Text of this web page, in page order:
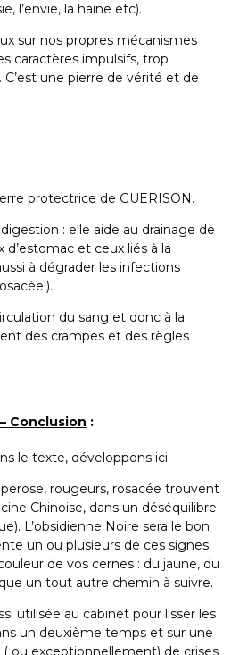
l’envie, la haine etc).
sur nos propres mécanismes
caractères impulsifs, trop
une pierre de vérité et de
protectrice de GUERISON.
: elle aide au drainage de
d’estomac et ceux liés à la
à dégrader les infections
du sang et donc à la
des crampes et des règles
Conclusion :
le texte, développons ici.
rougeurs, rosacée trouvent
Chinoise, dans un déséquilibre
L’obsidienne Noire sera le bon
un ou plusieurs de ces signes.
de vos cernes : du jaune, du
un tout autre chemin à suivre.
utilisée au cabinet pour lisser les
un deuxième temps et sur une
ou exceptionnellement) de crises